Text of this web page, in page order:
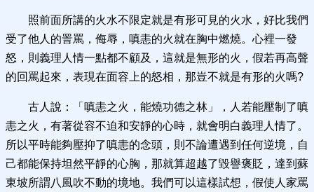
照前面所講的火水不限定就是有形可見的火水，好比我們
受了他人的詈罵，侮辱，嗔恚的火就在胸中燃燒。心裡一發
怒，則義理人情一點都不顧及，這就是無形的火，假若再高聲
的回罵起來，表現在面容上的怒相，那豈不就是有形的火嗎?
古人說：「嗔恚之火，能燒功德之林」，人若能壓制了嗔
恚之火，有著從容不迫和安靜的心時，就會明白義理人情了。
所以平時能夠壓抑了嗔恚的念頭，則不論遭遇到任何逆境，自
己都能保持坦然平靜的心胸，那就算超越了毀譽褒貶，達到蘇
東坡所謂八風吹不動的境地。我們可以這樣試想，假使人家罵